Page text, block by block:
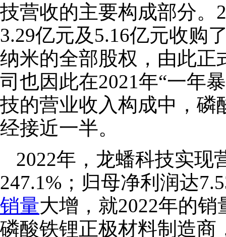
技营收的主要构成部分。
3.29亿元及5.16亿元收购
纳米的全部股权，由此正
司也因此在2021年“一年
技的营业收入构成中，磷
经接近一半。
2022年，龙蟠科技实现
247.1%；归母净利润达
销量大增，就2022年的
磷酸铁锂正极材料制造商